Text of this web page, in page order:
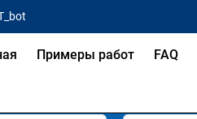
Примеры работ FAQ